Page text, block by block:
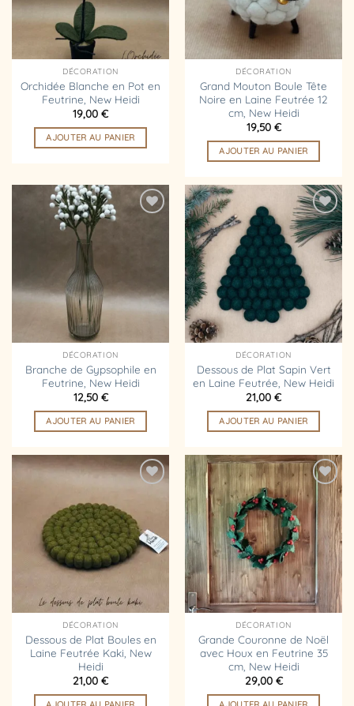
DÉCORATION
Orchidée Blanche en Pot en
Feutrine, New Heidi
19,00 €
AJOUTER AU PANIER
DÉCORATION
Grand Mouton Boule Tête
Noire en Laine Feutrée 12
cm, New Heidi
19,50 €
AJOUTER AU PANIER
DÉCORATION
Branche de Gypsophile en
Feutrine, New Heidi
12,50 €
AJOUTER AU PANIER
Ajouter
à la
liste
d’envies
DÉCORATION
Dessous de Plat Sapin Vert
en Laine Feutrée, New Heidi
21,00 €
AJOUTER AU PANIER
d’envies
DÉCORATION
Dessous de Plat Boules en
Laine Feutrée Kaki, New
Heidi
21,00 €
Ajouter
à la
liste
d’envies
DÉCORATION
Grande Couronne de Noël
avec Houx en Feutrine 35
cm, New Heidi
29,00 €